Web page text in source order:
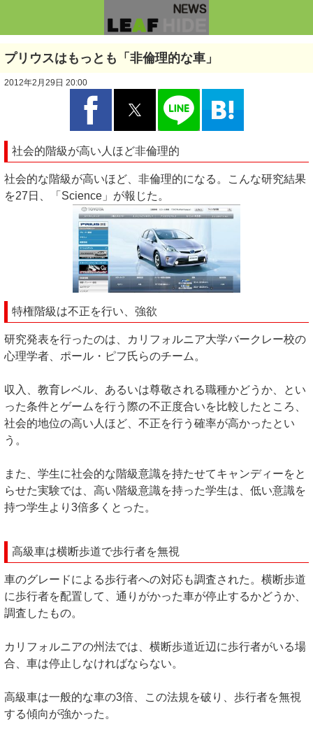
プリウスはもっとも「非倫理的な車」
2012年2月29日 20:00
社会的階級が高い人ほど非倫理的
社会的な階級が高いほど、非倫理的になる。こんな研究結果
を27日、「Science」が報じた。
特権階級は不正を行い、強欲
研究発表を行ったのは、カリフォルニア大学バークレー校の
心理学者、ポール・ピフ氏らのチーム。
収入、教育レベル、あるいは尊敬される職種かどうか、とい
った条件とゲームを行う際の不正度合いを比較したところ、
社会的地位の高い人ほど、不正を行う確率が高かったとい
う。
また、学生に社会的な階級意識を持たせてキャンディーをと
らせた実験では、高い階級意識を持った学生は、低い意識を
持つ学生より3倍多くとった。
高級車は横断歩道で歩行者を無視
車のグレードによる歩行者への対応も調査された。横断歩道
に歩行者を配置して、通りがかった車が停止するかどうか、
調査したもの。
カリフォルニアの州法では、横断歩道近辺に歩行者がいる場
合、車は停止しなければならない。
高級車は一般的な車の3倍、この法規を破り、歩行者を無視
する傾向が強かった。